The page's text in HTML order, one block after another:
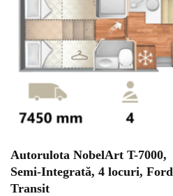
Autorulota NobelArt T-7000,
Semi-Integrată, 4 locuri, Ford
Transit